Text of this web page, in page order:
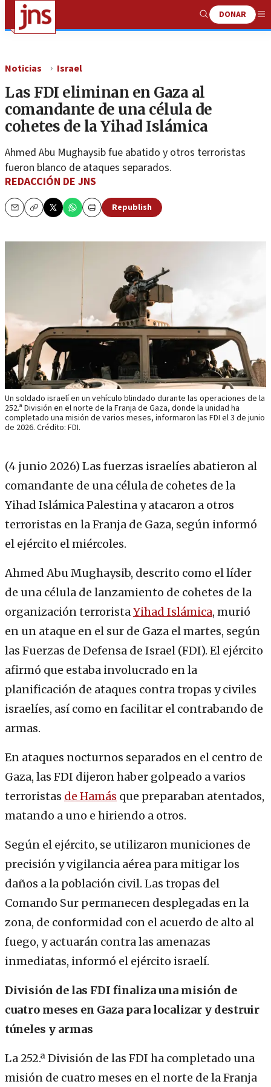
Show
Search
DONAR
Noticias Israel
Las FDI eliminan en Gaza al
comandante de una célula de
cohetes de la Yihad Islámica
Ahmed Abu Mughaysib fue abatido y otros terroristas
fueron blanco de ataques separados.
REDACCIÓN DE JNS
EmailCopy Print
Republish
Un soldado israelí en un vehículo blindado durante las operaciones de la
252.ª División en el norte de la Franja de Gaza, donde la unidad ha
completado una misión de varios meses, informaron las FDI el 3 de junio
de 2026. Crédito: FDI.
(4 junio 2026) Las fuerzas israelíes abatieron al
comandante de una célula de cohetes de la
Yihad Islámica Palestina y atacaron a otros
terroristas en la Franja de Gaza, según informó
el ejército el miércoles.
Ahmed Abu Mughaysib, descrito como el líder
de una célula de lanzamiento de cohetes de la
organización terroristaYihad Islámica, murió
en un ataque en el sur de Gaza el martes, según
las Fuerzas de Defensa de Israel (FDI). El ejército
afirmó que estaba involucrado en la
planificación de ataques contra tropas y civiles
israelíes, así como en facilitar el contrabando de
armas.
En ataques nocturnos separados en el centro de
Gaza, las FDI dijeron haber golpeado a varios
terroristas de Hamás que preparaban atentados,
matando a uno e hiriendo a otros.
Según el ejército, se utilizaron municiones de
precisión y vigilancia aérea para mitigar los
daños a la población civil. Las tropas del
Comando Sur permanecen desplegadas en la
zona, de conformidad con el acuerdo de alto al
fuego, y actuarán contra las amenazas
inmediatas, informó el ejército israelí.
División de las FDI finaliza una misión de
cuatro meses en Gaza para localizar y destruir
túneles y armas
La 252.ª División de las FDI ha completado una
misión de cuatro meses en el norte de la Franja